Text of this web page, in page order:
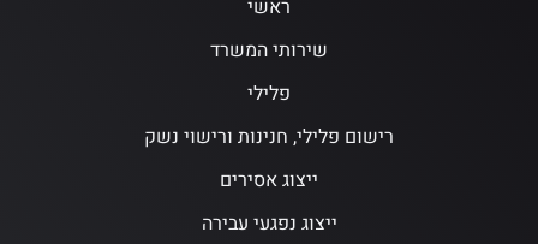
ראשי
שירותי המשרד
פלילי
רישום פלילי, חנינות ורישוי נשק
ייצוג אסירים
ייצוג נפגעי עבירה